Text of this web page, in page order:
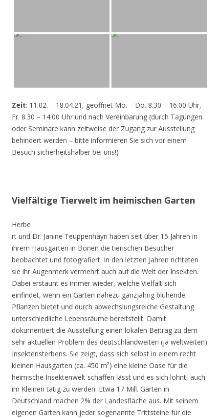
Zeit: 11.02. – 18.04.21, geöffnet Mo. – Do. 8.30 – 16.00 Uhr,
Fr. 8.30 – 14.00 Uhr und nach Vereinbarung (durch Tagungen
oder Seminare kann zeitweise der Zugang zur Ausstellung
behindert werden – bitte informieren Sie sich vor einem
Besuch sicherheitshalber bei uns!)
Vielfältige Tierwelt im heimischen Garten
Herbe
rt und Dr. Janine Teuppenhayn haben seit über 15 Jahren in
ihrem Hausgarten in Bönen die tierischen Besucher
beobachtet und fotografiert. In den letzten Jahren richteten
sie ihr Augenmerk vermehrt auch auf die Welt der Insekten.
Dabei erstaunt es immer wieder, welche Vielfalt sich
einfindet, wenn ein Garten nahezu ganzjährig blühende
Pflanzen bietet und durch abwechslungsreiche Gestaltung
unterschiedliche Lebensräume bereitstellt. Damit
dokumentiert die Ausstellung einen lokalen Beitrag zu dem
sehr aktuellen Problem des deutschlandweiten (ja weltweiten)
Insektensterbens. Sie zeigt, dass sich selbst in einem recht
kleinen Hausgarten (ca. 450 m²) eine kleine Oase für die
heimische Insektenwelt schaffen lässt und es sich lohnt, auch
im Kleinen tätig zu werden. Etwa 17 Mill. Gärten in
Deutschland machen 2% der Landesfläche aus. Mit seinem
eigenen Garten kann jeder sogenannte Trittsteine für die